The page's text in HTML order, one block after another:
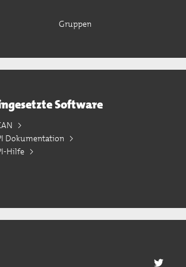
Gruppen
Software
Dokumentation
Hilfe